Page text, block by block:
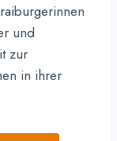
und
zur
in ihrer